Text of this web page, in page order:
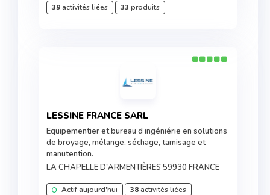
39activités liées 33 produits
LESSINE FRANCE SARL
Equipementier et bureau d ingéniérie en solutions
de broyage, mélange, séchage, tamisage et
manutention.
LA CHAPELLE D'ARMENTIÈRES 59930 FRANCE
Actif aujourd'hui 38activités liées